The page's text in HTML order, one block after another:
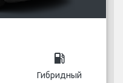
local_gas_station
Гибридный